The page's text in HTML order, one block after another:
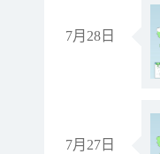
7月28日
7月27日